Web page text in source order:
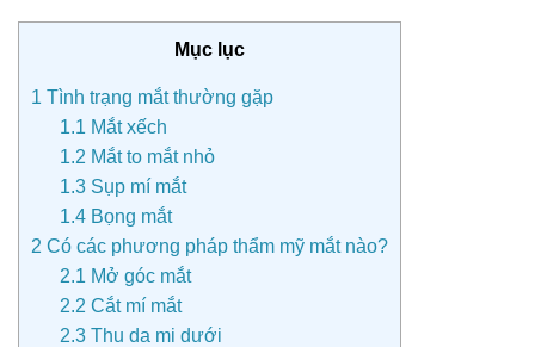
Mục lục
1 Tình trạng mắt thường gặp
1.1 Mắt xếch
1.2 Mắt to mắt nhỏ
1.3 Sụp mí mắt
1.4 Bọng mắt
2 Có các phương pháp thẩm mỹ mắt nào?
2.1 Mở góc mắt
2.2 Cắt mí mắt
2.3 Thu da mi dưới